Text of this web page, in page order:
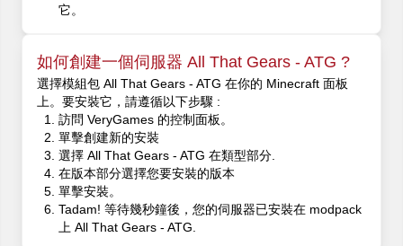
它。
如何創建一個伺服器 All That Gears - ATG ?
選擇模組包 All That Gears - ATG 在你的 Minecraft 面板
上。要安裝它，請遵循以下步驟 :
訪問 VeryGames 的控制面板。
單擊創建新的安裝
選擇 All That Gears - ATG 在類型部分.
在版本部分選擇您要安裝的版本
單擊安裝。
Tadam! 等待幾秒鐘後，您的伺服器已安裝在 modpack
上 All That Gears - ATG.